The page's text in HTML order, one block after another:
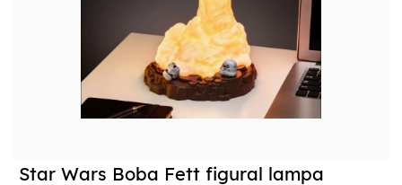
Star Wars Boba Fett figural lampa